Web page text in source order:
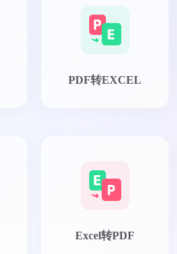
PDF转EXCEL
Excel转PDF